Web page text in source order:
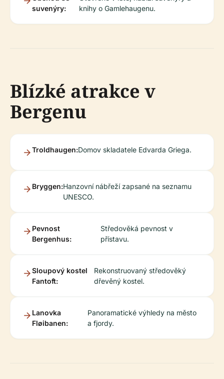
suvenýry:
knihy o Gamlehaugenu.
Blízké atrakce v
Bergenu
Troldhaugen:Domov skladatele Edvarda Griega.
Bryggen:Hanzovní nábřeží zapsané na seznamu
UNESCO.
Pevnost
Bergenhus:
Středověká pevnost v
přístavu.
Sloupový kostel
Fantoft:
Rekonstruovaný středověký
dřevěný kostel.
Lanovka
Fløibanen:
Panoramatické výhledy na město
a fjordy.